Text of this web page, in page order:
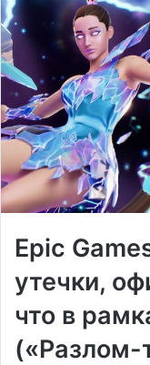
Epic
утечки,
что в
(«Разлом-